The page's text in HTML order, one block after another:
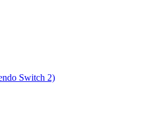
Switch 2)